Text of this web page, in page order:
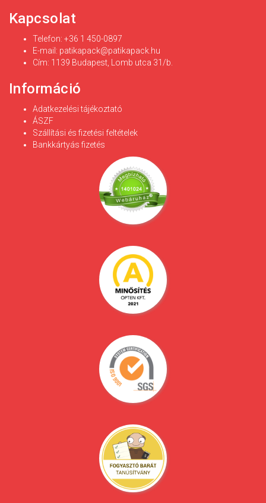
Kapcsolat
Telefon: +36 1 450-0897
E-mail: patikapack@patikapack.hu
Cím: 1139 Budapest, Lomb utca 31/b.
Információ
Adatkezelési tájékoztató
ÁSZF
Szállítási és fizetési feltételek
Bankkártyás fizetés